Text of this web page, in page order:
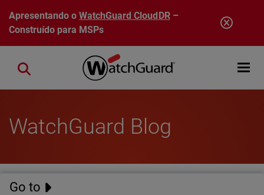
Pular para o conteúdo principal
Apresentando oWatchGuard CloudDR–
Construído para MSPs
Open
Close search
WatchGuard Blog
Go to